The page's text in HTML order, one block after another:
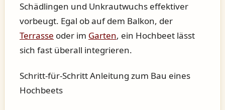
Schädlingen und Unkrautwuchs effektiver
vorbeugt. Egal ob auf dem Balkon, der
Terrasse oder im Garten, ein Hochbeet lässt
sich fast überall integrieren.
Schritt-für-Schritt Anleitung zum Bau eines
Hochbeets